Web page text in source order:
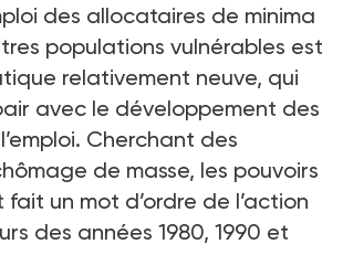
des allocataires de minima
populations vulnérables est
relativement neuve, qui
avec le développement des
Cherchant des
de masse, les pouvoirs
fait un mot d’ordre de l’action
des années 1980, 1990 et